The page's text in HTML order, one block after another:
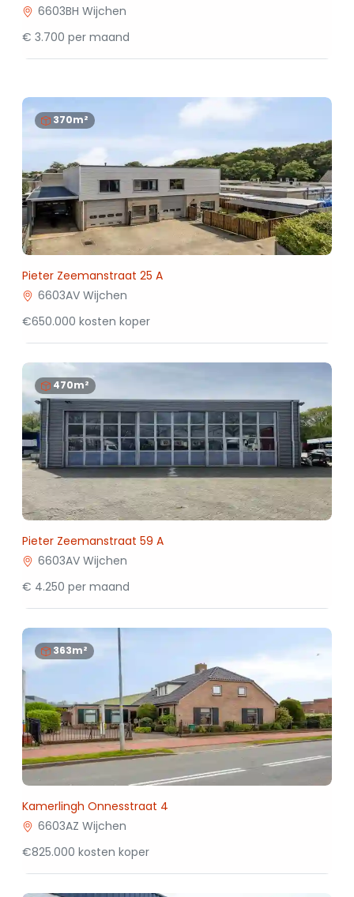
6603BH Wijchen
€ 3.700 per maand
370m²
Pieter Zeemanstraat 25 A
6603AV Wijchen
€650.000 kosten koper
470m²
Pieter Zeemanstraat 59 A
6603AV Wijchen
€ 4.250 per maand
363m²
Kamerlingh Onnesstraat 4
6603AZ Wijchen
€825.000 kosten koper